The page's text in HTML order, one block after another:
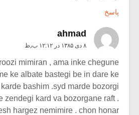
پاسخ
ahmad
۸ دی ۱۳۸۵ در ۱۲:۱۲ ب٫ظ
mimiran , ama inke chegune
ke albate bastegi be in dare ke
bashim .syd marde bozorgi
zendegi kard va bozorgane raft .
hargez nemimire . chon honar